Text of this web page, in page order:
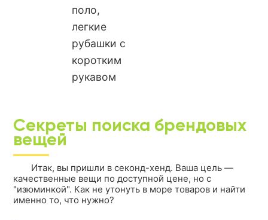
поло,
легкие
рубашки с
коротким
рукавом
Секреты поиска брендовых
вещей
Итак, вы пришли в секонд-хенд. Ваша цель —
качественные вещи по доступной цене, но с
"изюминкой". Как не утонуть в море товаров и найти
именно то, что нужно?